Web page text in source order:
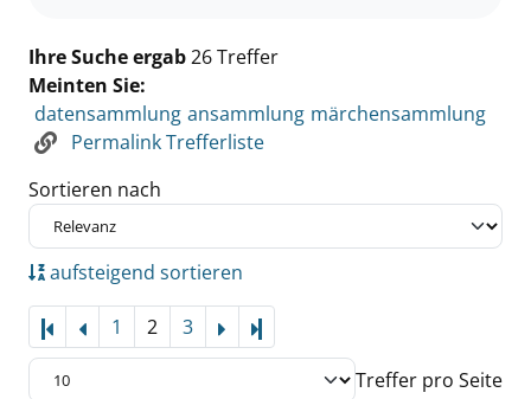
Ihre Suche ergab26 Treffer
Meinten Sie:
datensammlung ansammlung märchensammlung
Permalink Trefferliste
Sortieren nach
aufsteigend sortieren
1 2 3
Treffer pro Seite